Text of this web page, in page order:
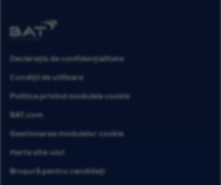
Declarația de confidențialitate
Condiții de utilizare
Politica privind modulele cookie
BAT.com
Gestionarea modulelor cookie
Harta site-ului
Broșură pentru candidați